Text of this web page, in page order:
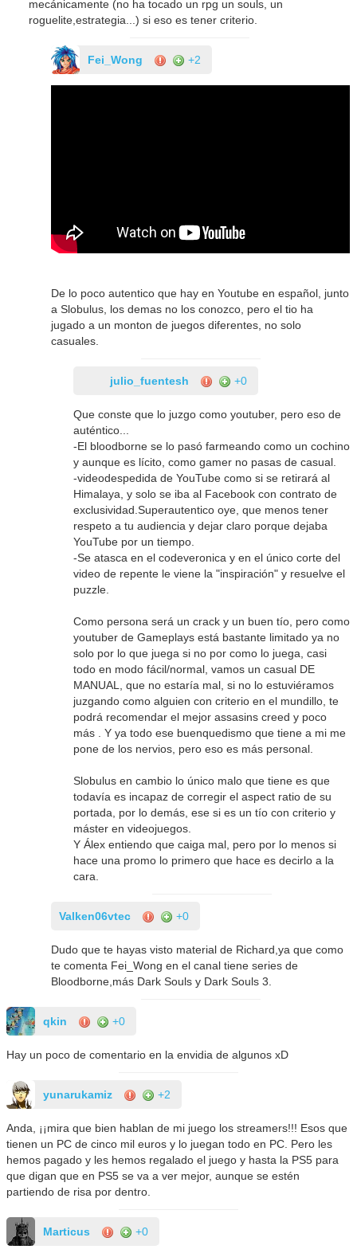
mecánicamente (no ha tocado un rpg un souls, un
roguelite,estrategia...) si eso es tener criterio.
Fei_Wong +2
De lo poco autentico que hay en Youtube en español, junto
a Slobulus, los demas no los conozco, pero el tio ha
jugado a un monton de juegos diferentes, no solo
casuales.
julio_fuentesh +0
Que conste que lo juzgo como youtuber, pero eso de
auténtico...
-El bloodborne se lo pasó farmeando como un cochino
y aunque es lícito, como gamer no pasas de casual.
-videodespedida de YouTube como si se retirará al
Himalaya, y solo se iba al Facebook con contrato de
exclusividad.Superautentico oye, que menos tener
respeto a tu audiencia y dejar claro porque dejaba
YouTube por un tiempo.
-Se atasca en el codeveronica y en el único corte del
video de repente le viene la "inspiración" y resuelve el
puzzle.
Como persona será un crack y un buen tío, pero como
youtuber de Gameplays está bastante limitado ya no
solo por lo que juega si no por como lo juega, casi
todo en modo fácil/normal, vamos un casual DE
MANUAL, que no estaría mal, si no lo estuviéramos
juzgando como alguien con criterio en el mundillo, te
podrá recomendar el mejor assasins creed y poco
más . Y ya todo ese buenquedismo que tiene a mi me
pone de los nervios, pero eso es más personal.
Slobulus en cambio lo único malo que tiene es que
todavía es incapaz de corregir el aspect ratio de su
portada, por lo demás, ese si es un tío con criterio y
máster en videojuegos.
Y Álex entiendo que caiga mal, pero por lo menos si
hace una promo lo primero que hace es decirlo a la
cara.
Valken06vtec +0
Dudo que te hayas visto material de Richard,ya que como
te comenta Fei_Wong en el canal tiene series de
Bloodborne,más Dark Souls y Dark Souls 3.
qkin +0
Hay un poco de comentario en la envidia de algunos xD
yunarukamiz +2
Anda, ¡¡mira que bien hablan de mi juego los streamers!!! Esos que
tienen un PC de cinco mil euros y lo juegan todo en PC. Pero les
hemos pagado y les hemos regalado el juego y hasta la PS5 para
que digan que en PS5 se va a ver mejor, aunque se estén
partiendo de risa por dentro.
Marticus +0